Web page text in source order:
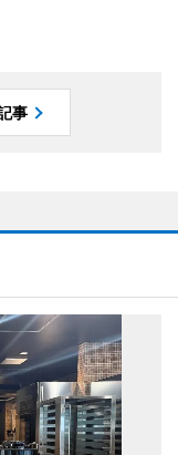
事